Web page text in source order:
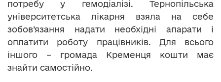
потребу у гемодіалізі. Тернопільська
університетська лікарня взяла на себе
зобов’язання надати необхідні апарати і
оплатити роботу працівників. Для всього
іншого – громада Кременця кошти має
знайти самостійно.